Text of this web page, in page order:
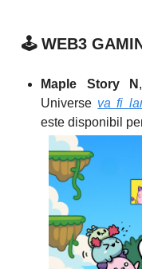
🕹️ WEB3
Maple Story N
Universe va fi
este disponibil